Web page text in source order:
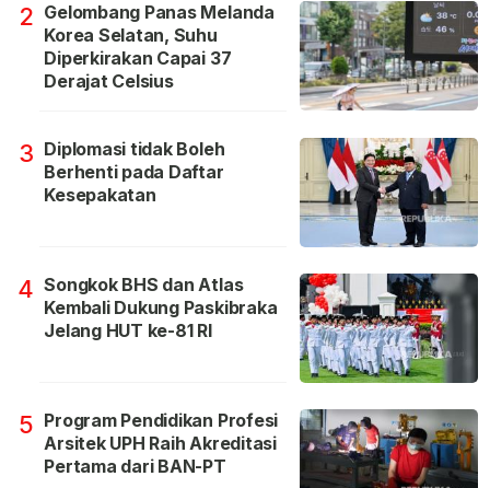
2 Gelombang Panas Melanda
Korea Selatan, Suhu
Diperkirakan Capai 37
Derajat Celsius
3 Diplomasi tidak Boleh
Berhenti pada Daftar
Kesepakatan
4 Songkok BHS dan Atlas
Kembali Dukung Paskibraka
Jelang HUT ke-81 RI
5 Program Pendidikan Profesi
Arsitek UPH Raih Akreditasi
Pertama dari BAN-PT